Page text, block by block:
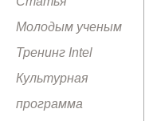
Молодым ученым
Тренинг Intel
Культурная
программа